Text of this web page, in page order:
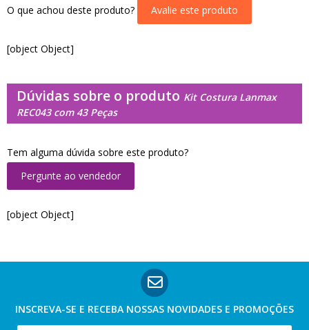
O que achou deste produto? Avalie este produto
[object Object]
Dúvidas sobre o produto Kit Costura Lanmax
REC043 com 43 Peças
Tem alguma dúvida sobre este produto?
Pergunte ao vendedor
[object Object]
INSCREVA-SE E RECEBA NOSSAS NOVIDADES E PROMOÇÕES